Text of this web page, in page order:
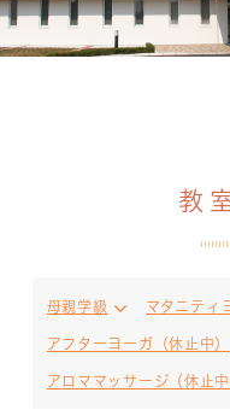
教
母親学級 マタニティ
アフターヨーガ（休止中）
アロママッサージ（休止中